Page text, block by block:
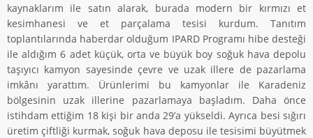
kaynaklarım ile satın alarak, burada modern bir kırmızı et
kesimhanesi ve et parçalama tesisi kurdum. Tanıtım
toplantılarında haberdar olduğum IPARD Programı hibe desteği
ile aldığım 6 adet küçük, orta ve büyük boy soğuk hava depolu
taşıyıcı kamyon sayesinde çevre ve uzak illere de pazarlama
imkânı yarattım. Ürünlerimi bu kamyonlar ile Karadeniz
bölgesinin uzak illerine pazarlamaya başladım. Daha önce
istihdam ettiğim 18 kişi bir anda 29’a yükseldi. Ayrıca besi sığırı
üretim çiftliği kurmak, soğuk hava deposu ile tesisimi büyütmek